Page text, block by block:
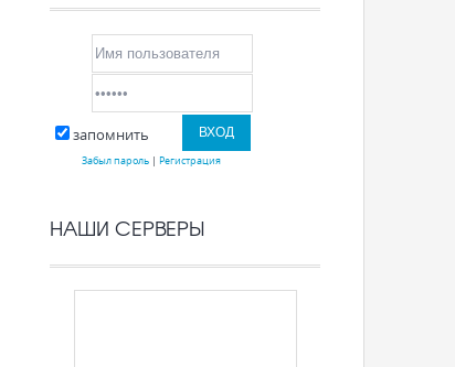
запомнить
Забыл пароль| Регистрация
НАШИ СЕРВЕРЫ